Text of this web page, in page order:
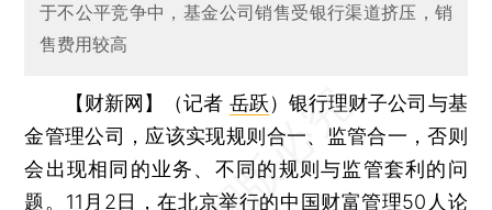
于不公平竞争中，基金公司销售受银行渠道挤压，销
售费用较高
【财新网】（记者 岳跃） 银行理财子公司与基
金管理公司，应该实现规则合一、监管合一，否则
会出现相同的业务、不同的规则与监管套利的问
题。11月2日，在北京举行的中国财富管理50人论